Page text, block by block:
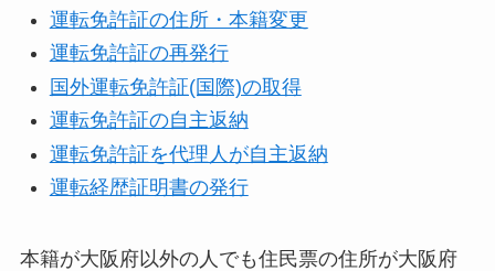
運転免許証の住所・本籍変更
運転免許証の再発行
国外運転免許証(国際)の取得
運転免許証の自主返納
運転免許証を代理人が自主返納
運転経歴証明書の発行
本籍が大阪府以外の人でも住民票の住所が大阪府